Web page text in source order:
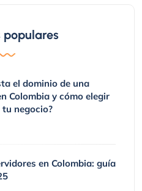
populares
el dominio de una
Colombia y cómo elegir
negocio?
en Colombia: guía